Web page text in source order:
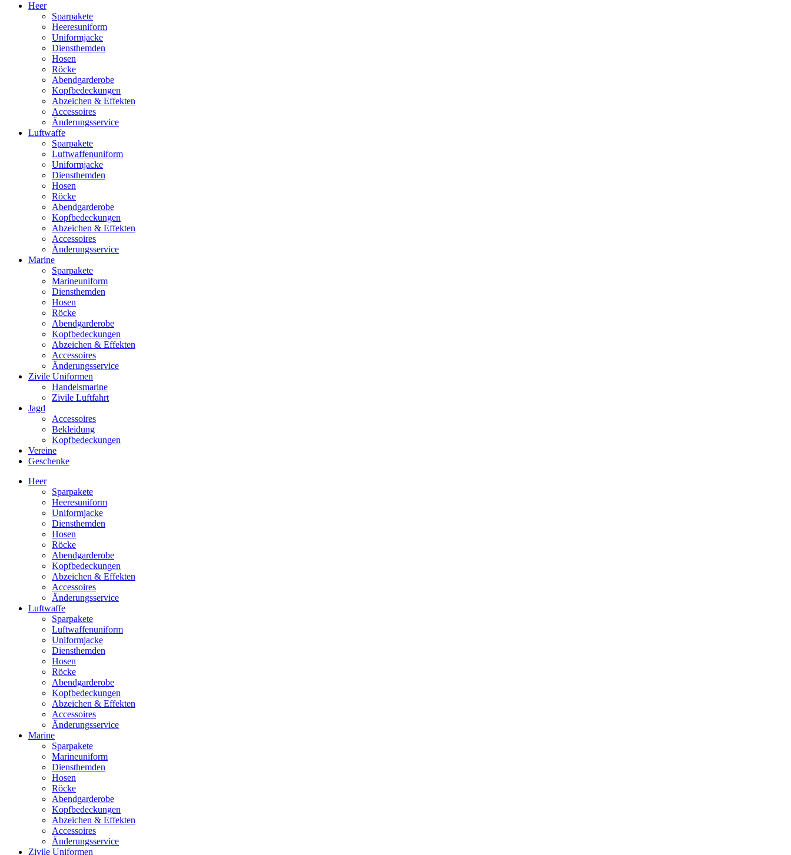
Heer
Sparpakete
Heeresuniform
Uniformjacke
Diensthemden
Hosen
Röcke
Abendgarderobe
Kopfbedeckungen
Abzeichen & Effekten
Accessoires
Änderungsservice
Luftwaffe
Sparpakete
Luftwaffenuniform
Uniformjacke
Diensthemden
Hosen
Röcke
Abendgarderobe
Kopfbedeckungen
Abzeichen & Effekten
Accessoires
Änderungsservice
Marine
Sparpakete
Marineuniform
Diensthemden
Hosen
Röcke
Abendgarderobe
Kopfbedeckungen
Abzeichen & Effekten
Accessoires
Änderungsservice
Zivile Uniformen
Handelsmarine
Zivile Luftfahrt
Jagd
Accessoires
Bekleidung
Kopfbedeckungen
Vereine
Geschenke
Heer
Sparpakete
Heeresuniform
Uniformjacke
Diensthemden
Hosen
Röcke
Abendgarderobe
Kopfbedeckungen
Abzeichen & Effekten
Accessoires
Änderungsservice
Luftwaffe
Sparpakete
Luftwaffenuniform
Uniformjacke
Diensthemden
Hosen
Röcke
Abendgarderobe
Kopfbedeckungen
Abzeichen & Effekten
Accessoires
Änderungsservice
Marine
Sparpakete
Marineuniform
Diensthemden
Hosen
Röcke
Abendgarderobe
Kopfbedeckungen
Abzeichen & Effekten
Accessoires
Änderungsservice
Zivile Uniformen